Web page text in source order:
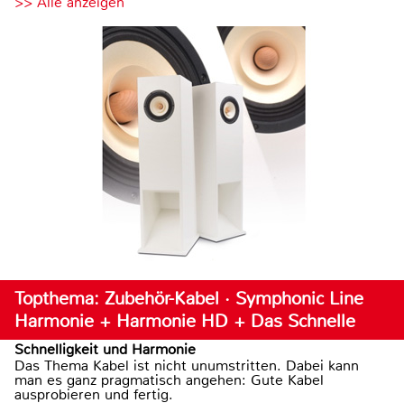
Topthema: Zubehör-Kabel · Symphonic Line
Harmonie + Harmonie HD + Das Schnelle
Schnelligkeit und Harmonie
Das Thema Kabel ist nicht unumstritten. Dabei kann
man es ganz pragmatisch angehen: Gute Kabel
ausprobieren und fertig.